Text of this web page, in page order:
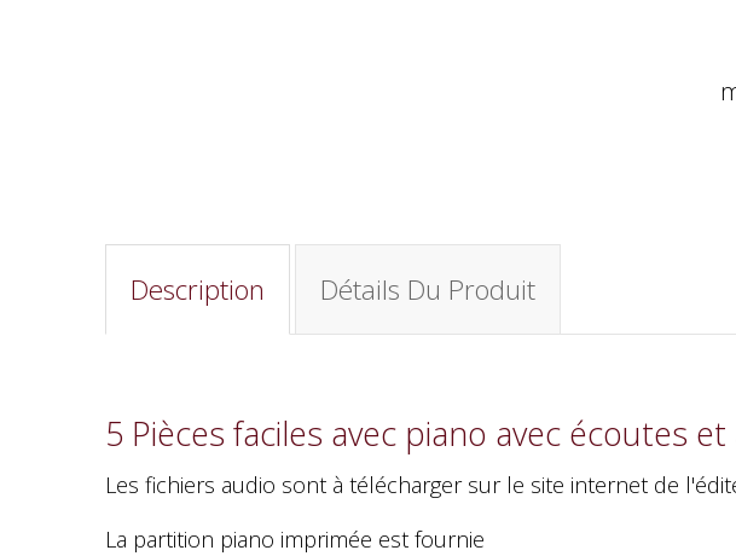
Description Détails Du Produit
5 Pièces faciles avec piano avec écoutes
Les fichiers audio sont à télécharger sur le site internet de
La partition piano imprimée est fournie